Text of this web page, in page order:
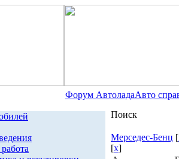
Форум АвтоладаАвто
Поиск
Мерседес-Бенц [
[x]